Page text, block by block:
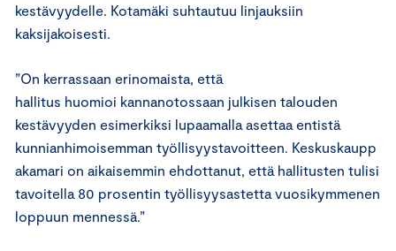
kestävyydelle. Kotamäki suhtautuu linjauksiin
kaksijakoisesti.
”On kerrassaan erinomaista, että
hallitus huomioi kannanotossaan julkisen talouden
kestävyyden esimerkiksi lupaamalla asettaa entistä
kunnianhimoisemman työllisyystavoitteen. Keskuskaupp
akamari on aikaisemmin ehdottanut, että hallitusten tulisi
tavoitella 80 prosentin työllisyysastetta vuosikymmenen
loppuun mennessä.”